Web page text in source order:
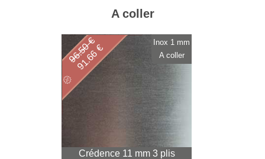
A coller
Crédence 11 mm 3 plis
91.66 €
96.50 €
Inox 1 mm
A coller